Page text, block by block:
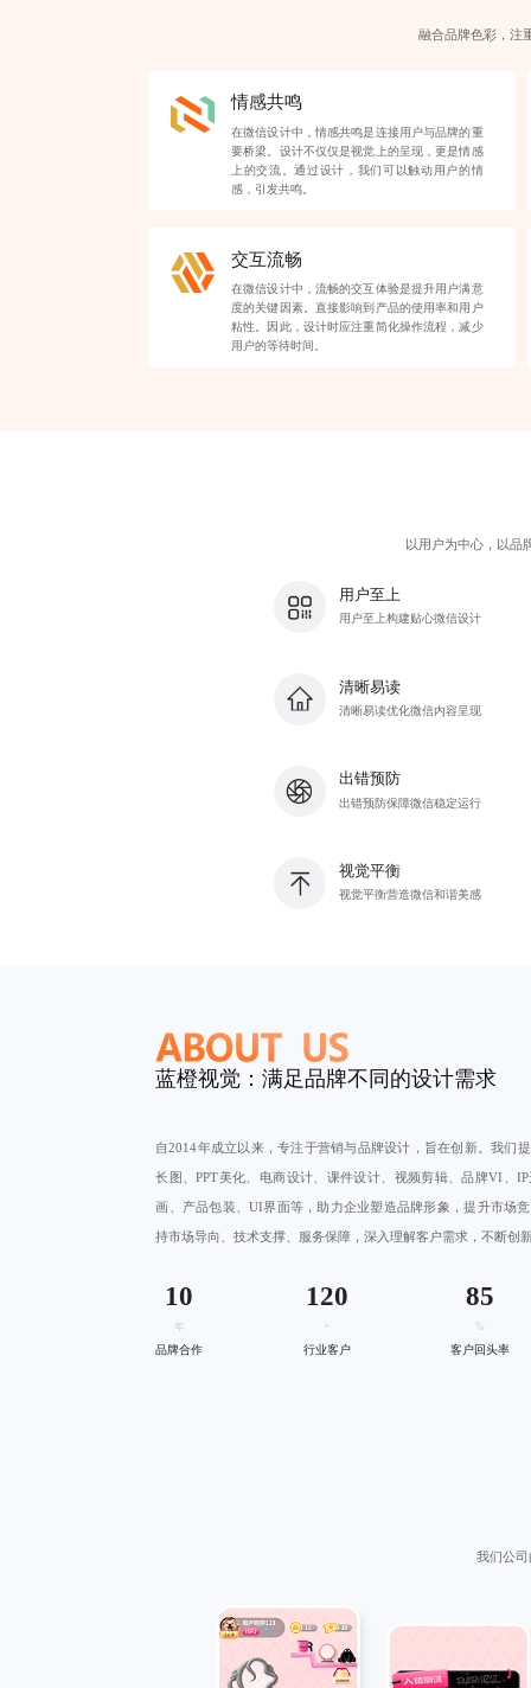
融合品牌色彩，注
情感共鸣
在微信设计中，情感共鸣是连接用户与品牌的重
要桥梁。设计不仅仅是视觉上的呈现，更是情感
上的交流。通过设计，我们可以触动用户的情
感，引发共鸣。
交互流畅
在微信设计中，流畅的交互体验是提升用户满意
度的关键因素。直接影响到产品的使用率和用户
粘性。因此，设计时应注重简化操作流程，减少
用户的等待时间。
以用户为中心，以品
用户至上
用户至上构建贴心微信设计
清晰易读
清晰易读优化微信内容呈现
出错预防
出错预防保障微信稳定运行
视觉平衡
视觉平衡营造微信和谐美感
蓝橙视觉：满足品牌不同的设计需求
自2014年成立以来，专注于营销与品牌设计，旨在创新。我们
长图、PPT美化、电商设计、 课件设计 、视频剪辑、品牌VI、
画、产品包装、UI界面等，助力企业塑造品牌形象，提升市场
持市场导向、技术支撑、服务保障，深入理解客户需求，不断创
10
年
品牌合作
120
+
行业客户
85
%
客户回头率
我们公